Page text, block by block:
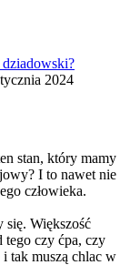
2024
stan, który mamy
I to nawet nie
człowieka.
się. Większość
tego czy ćpa, czy
tak muszą chlac w